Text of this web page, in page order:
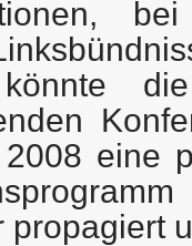
eine
propagiert